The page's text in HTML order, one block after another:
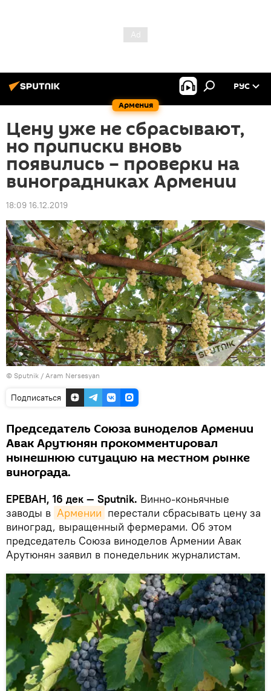
Армения
РУС
Цену уже не сбрасывают,
но приписки вновь
появились – проверки на
виноградниках Армении
18:09 16.12.2019
© Sputnik / Aram Nersesyan
Подписаться
Председатель Союза виноделов Армении
Авак Арутюнян прокомментировал
нынешнюю ситуацию на местном рынке
винограда.
ЕРЕВАН, 16 дек — Sputnik. Винно-коньячные
заводы в Армении перестали сбрасывать цену за
виноград, выращенный фермерами. Об этом
председатель Союза виноделов Армении Авак
Арутюнян заявил в понедельник журналистам.